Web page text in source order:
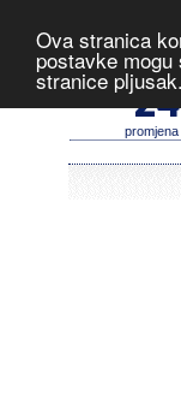
Ova stranica
postavke
stranice
promjena